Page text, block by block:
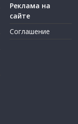
Реклама на
сайте
Соглашение